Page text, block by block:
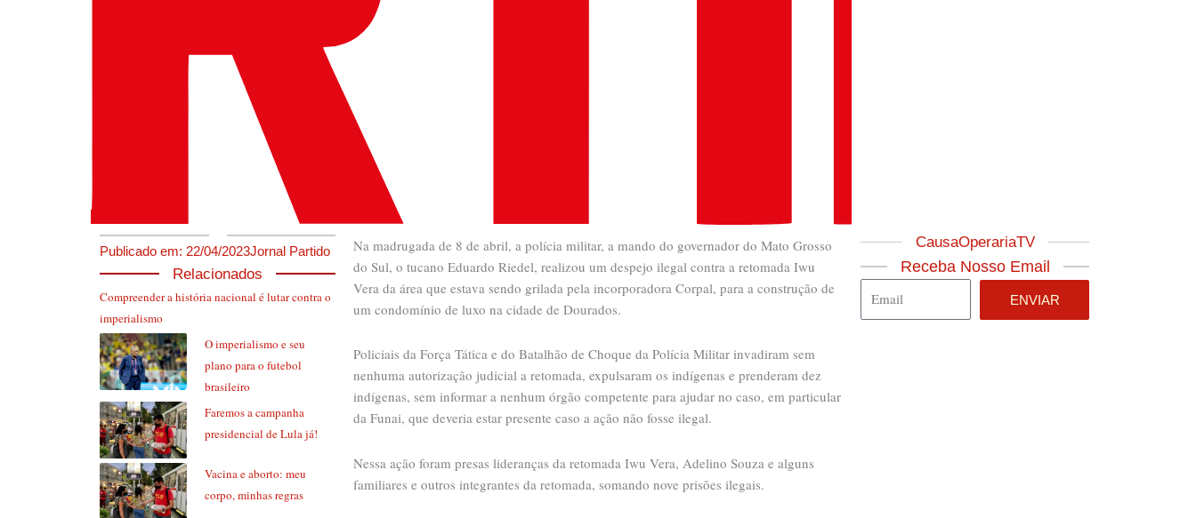
Publicado em: 22/04/2023Jornal Partido
Relacionados
Compreender a história nacional é lutar contra o
imperialismo
O imperialismo e seu
plano para o futebol
brasileiro
Faremos a campanha
presidencial de Lula já!
Vacina e aborto: meu
corpo, minhas regras
Na madrugada de 8 de abril, a polícia militar, a mando do governador do Mato Grosso
do Sul, o tucano Eduardo Riedel, realizou um despejo ilegal contra a retomada Iwu
Vera da área que estava sendo grilada pela incorporadora Corpal, para a construção de
um condomínio de luxo na cidade de Dourados.
Policiais da Força Tática e do Batalhão de Choque da Polícia Militar invadiram sem
nenhuma autorização judicial a retomada, expulsaram os indígenas e prenderam dez
indígenas, sem informar a nenhum órgão competente para ajudar no caso, em particular
da Funai, que deveria estar presente caso a ação não fosse ilegal.
Nessa ação foram presas lideranças da retomada Iwu Vera, Adelino Souza e alguns
familiares e outros integrantes da retomada, somando nove prisões ilegais.
CausaOperariaTV
Receba Nosso Email
ENVIAR